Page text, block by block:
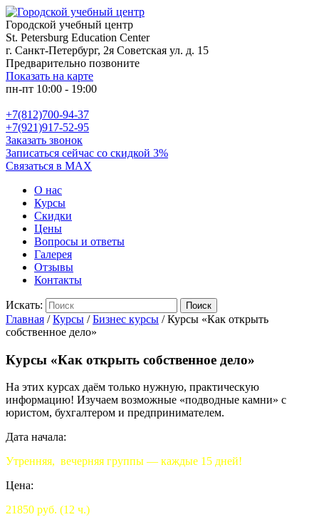
Городской учебный центр
St. Petersburg Education Center
г. Санкт-Петербург, 2я Советская ул. д. 15
Предварительно позвоните
Показать на карте
пн-пт 10:00 - 19:00
+7(812)700-94-37
+7(921)917-52-95
Заказать звонок
Записаться сейчас со скидкой 3%
Связаться в MAX
О нас
Курсы
Скидки
Цены
Вопросы и ответы
Галерея
Отзывы
Контакты
Искать: Поиск
Главная / Курсы / Бизнес курсы / Курсы «Как открыть
собственное дело»
Курсы «Как открыть собственное дело»
На этих курсах даём только нужную, практическую
информацию! Изучаем возможные «подводные камни» с
юристом, бухгалтером и предпринимателем.
Дата начала:
Утренняя, вечерняя группы — каждые 15 дней!
Цена:
21850 руб. (12 ч.)